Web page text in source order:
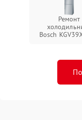
Ремонт
Bosch